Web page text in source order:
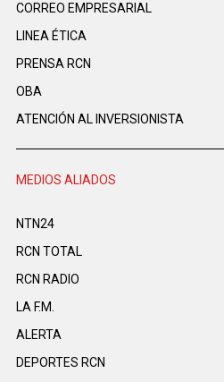
CORREO EMPRESARIAL
LINEA ÉTICA
PRENSA RCN
OBA
ATENCIÓN AL INVERSIONISTA
MEDIOS ALIADOS
NTN24
RCN TOTAL
RCN RADIO
LA F.M.
ALERTA
DEPORTES RCN